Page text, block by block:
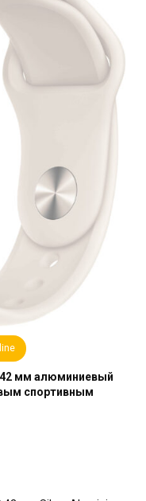
42 мм алюминиевый
спортивным